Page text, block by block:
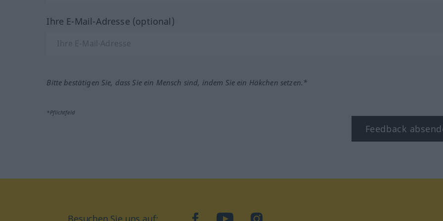
Ihre E-Mail-Adresse (optional)
Bitte bestätigen Sie, dass Sie ein Mensch sind, indem Sie ein Häkchen setzen.*
*Pflichtfeld
Feedback
facebookYouTubeInstagram